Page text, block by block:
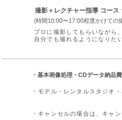
撮影＋レクチャー指導 コース
(時間10:00〜17:00程度かけての
プロに撮影してもらいながら
自分でも撮れるようになりた
・基本画像処理・CDデータ納品
・モデル・レンタルスタジオ
・キャンセルの場合は、キャ